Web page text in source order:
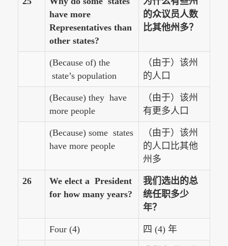
have more
Representatives than
other states?
的众议员人数
比其他州多？
(Because of) the
state’s population
（由于）该州
的人口
(Because) they have
more people
（由于）该州
有更多人口
(Because) some states
have more people
（由于）该州
的人口比其他
州多
26
We elect a President
for how many years?
我们选出的总
统任职多少
年？
Four (4) 四 (4) 年